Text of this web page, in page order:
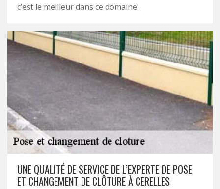
c’est le meilleur dans ce domaine.
UNE QUALITÉ DE SERVICE DE L’EXPERTE DE POSE
ET CHANGEMENT DE CLÔTURE À CERELLES